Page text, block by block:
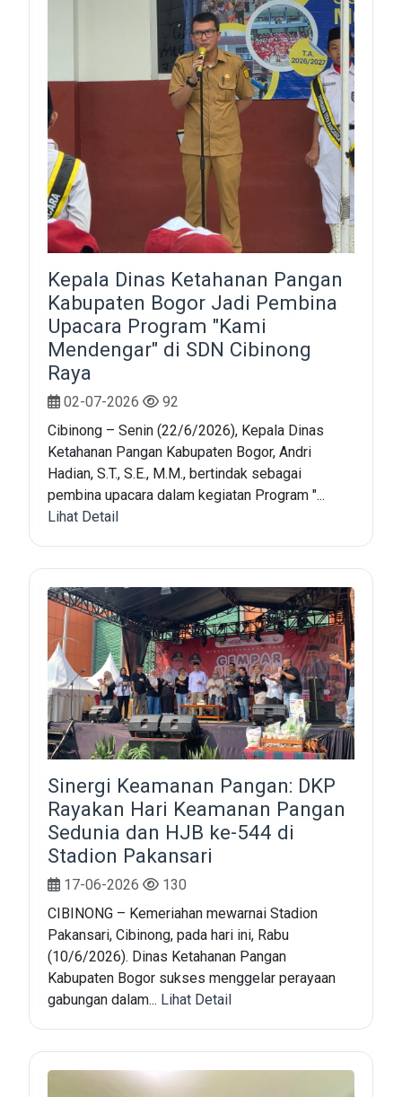
Kepala Dinas Ketahanan Pangan
Kabupaten Bogor Jadi Pembina
Upacara Program "Kami
Mendengar" di SDN Cibinong
Raya
02-07-2026
92
Cibinong – Senin (22/6/2026), Kepala Dinas
Ketahanan Pangan Kabupaten Bogor, Andri
Hadian, S.T., S.E., M.M., bertindak sebagai
pembina upacara dalam kegiatan Program "...
Lihat Detail
Sinergi Keamanan Pangan: DKP
Rayakan Hari Keamanan Pangan
Sedunia dan HJB ke-544 di
Stadion Pakansari
17-06-2026
130
CIBINONG – Kemeriahan mewarnai Stadion
Pakansari, Cibinong, pada hari ini, Rabu
(10/6/2026). Dinas Ketahanan Pangan
Kabupaten Bogor sukses menggelar perayaan
gabungan dalam... Lihat Detail